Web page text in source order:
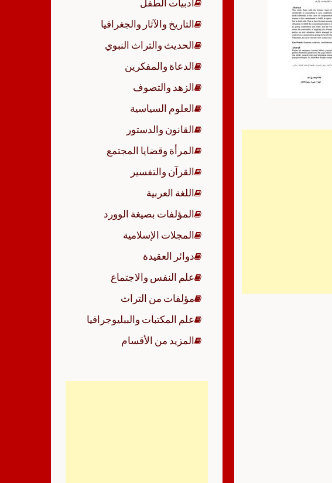
أدبيات الطفل
التاريخ والآثار والجغرافيا
الحديث والتراث النبوي
الدعاة والمفكرين
الزهد والتصوف
العلوم السياسية
القانون والدستور
المرأة وقضايا المجتمع
القرآن والتفسير
اللغة العربية
المؤلفات بصيغة الوورد
المجلات الإسلامية
دوائر العقيدة
علم النفس والاجتماع
مؤلفات من التراث
علم المكتبات والببليوجرافيا
المزيد من الأقسام